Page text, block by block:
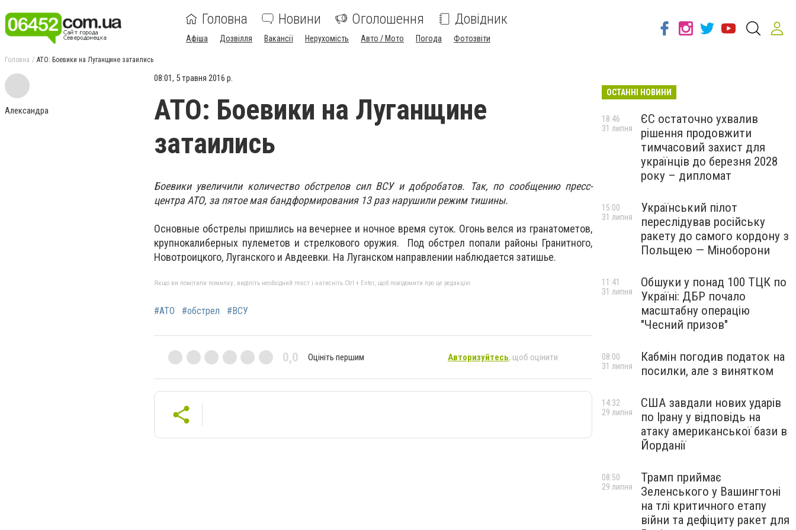
Головна Новини Оголошення Довідник
Афіша Дозвілля Вакансії Нерухомість Авто / Мото Погода Фотозвіти
Головна АТО: Боевики на Луганщине затаились
Александра
08:01, 5 травня 2016 р.
АТО: Боевики на Луганщине
затаились
Боевики увеличили количество обстрелов сил ВСУ и добробатов. Так, по сообщению пресс-
центра АТО, за пятое мая бандформирования 13 раз нарушили режим тишины.
Основные обстрелы пришлись на вечернее и ночное время суток. Огонь велся из гранатометов,
крупнокалиберных пулеметов и стрелкового оружия. Под обстрел попали районы Гранитного,
Новотроицкого, Луганского и Авдеевки. На Луганском направлении наблюдается затишье.
Якщо ви помітили помилку, виділіть необхідний текст і натисніть Ctrl + Enter, щоб повідомити про це редакцію
#АТО #обстрел #ВСУ
0,0 Оцініть першим Авторизуйтесь, щоб оцінити
ОСТАННІ НОВИНИ
ЄС остаточно ухвалив
рішення продовжити
тимчасовий захист для
українців до березня 2028
року – дипломат
18:46
31 липня
Український пілот
переслідував російську
ракету до самого кордону з
Польщею — Міноборони
15:00
31 липня
Обшуки у понад 100 ТЦК по
Україні: ДБР почало
масштабну операцію
"Чесний призов"
11:41
31 липня
Кабмін погодив податок на
посилки, але з винятком
08:00
31 липня
США завдали нових ударів
по Ірану у відповідь на
атаку американської бази в
Йорданії
14:32
29 липня
Трамп приймає
Зеленського у Вашингтоні
на тлі критичного етапу
війни та дефіциту ракет для
08:50
29 липня